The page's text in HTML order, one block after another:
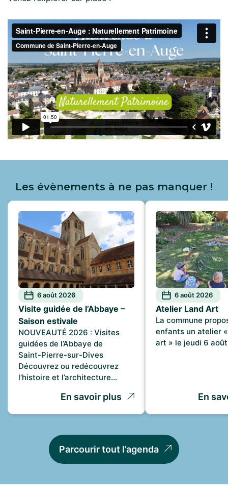
Les évènements à ne pas manquer !
6 août 2026
Visite guidée de l’Abbaye –
Saison estivale
NOUVEAUTÉ 2026 : Visites
guidées de l’Abbaye de
Saint-Pierre-sur-Dives
Découvrez ou redécouvrez
l’histoire et l’architecture…
En savoir plus
6 août 2026
Atelier Land Art
La commune
enfants un atelier
art » le jeudi 6
En
Parcourir tout l’agenda